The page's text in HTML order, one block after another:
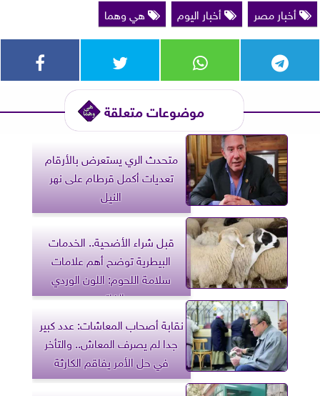
أخبار مصر
أخبار اليوم هي وهما
موضوعات متعلقة
متحدث الري يستعرض بالأرقام
تعديات أكمل قرطام على نهر
النيل
قبل شراء الأضحية.. الخدمات
البيطرية توضح أهم علامات
سلامة اللحوم: اللون الوردي
الفاتح
نقابة أصحاب المعاشات: عدد كبير
جدا لم يصرف المعاش.. والتأخر
في حل الأمر يفاقم الكارثة